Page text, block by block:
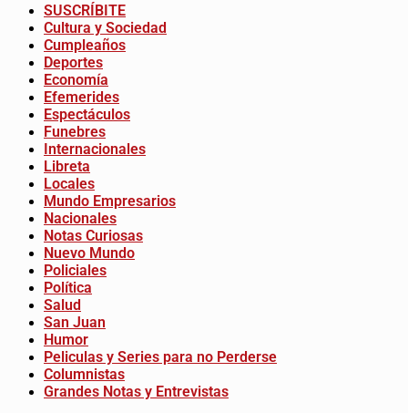
SUSCRÍBITE
Cultura y Sociedad
Cumpleaños
Deportes
Economía
Efemerides
Espectáculos
Funebres
Internacionales
Libreta
Locales
Mundo Empresarios
Nacionales
Notas Curiosas
Nuevo Mundo
Policiales
Política
Salud
San Juan
Humor
Peliculas y Series para no Perderse
Columnistas
Grandes Notas y Entrevistas